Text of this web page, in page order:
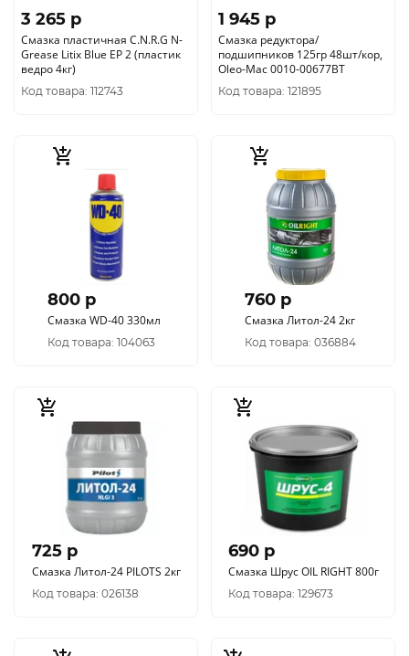
3 265 p
Смазка пластичная C.N.R.G N-
Grease Litix Blue EP 2 (пластик
ведро 4кг)
Код товара: 112743
1 945 p
Смазка редуктора/
подшипников 125гр 48шт/кор,
Oleo-Mac 0010-00677BT
Код товара: 121895
800 p
Смазка WD-40 330мл
Код товара: 104063
760 p
Смазка Литол-24 2кг
Код товара: 036884
725 p
Смазка Литол-24 PILOTS 2кг
Код товара: 026138
690 p
Смазка Шрус OIL RIGHT 800г
Код товара: 129673